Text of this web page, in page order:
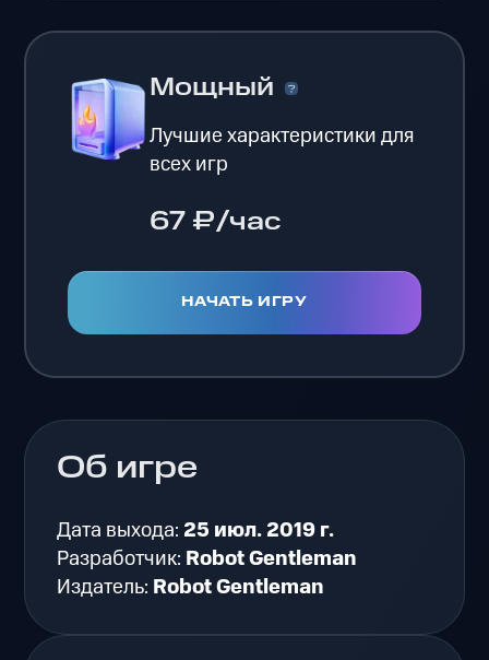
Мощный
Лучшие характеристики для
всех игр
67 ₽/час
НАЧАТЬ ИГРУ
Об игре
Дата выхода: 25 июл. 2019 г.
Разработчик: Robot Gentleman
Издатель: Robot Gentleman